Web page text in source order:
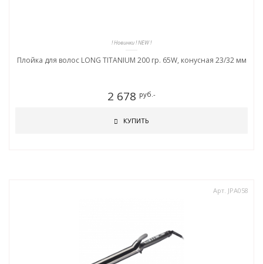
! Новинки ! NEW !
Плойка для волос LONG TITANIUM 200 гр. 65W, конусная 23/32 мм
2 678 руб.-
КУПИТЬ
Арт. JPA058